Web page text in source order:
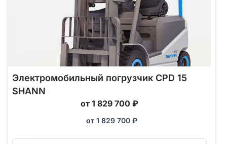
Электромобильный погрузчик CPD 15
SHANN
от 1 829 700 ₽
от 1 829 700 ₽